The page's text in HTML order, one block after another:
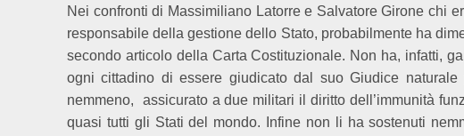
Nei confronti di Massimiliano Latorre e Salvatore Girone chi
responsabile della gestione dello Stato, probabilmente ha
secondo articolo della Carta Costituzionale. Non ha, infatti,
ogni cittadino di essere giudicato dal suo Giudice
nemmeno,
assicurato a due militari il diritto dell’immunità
quasi tutti gli Stati del mondo. Infine non li ha sostenuti